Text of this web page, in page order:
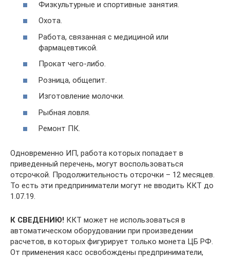
Физкультурные и спортивные занятия.
Охота.
Работа, связанная с медициной или
фармацевтикой.
Прокат чего-либо.
Розница, общепит.
Изготовление молочки.
Рыбная ловля.
Ремонт ПК.
Одновременно ИП, работа которых попадает в
приведенный перечень, могут воспользоваться
отсрочкой. Продолжительность отсрочки – 12 месяцев.
То есть эти предприниматели могут не вводить ККТ до
1.07.19.
К СВЕДЕНИЮ! ККТ может не использоваться в
автоматическом оборудовании при произведении
расчетов, в которых фигурирует только монета ЦБ РФ.
От применения касс освобождены предприниматели,